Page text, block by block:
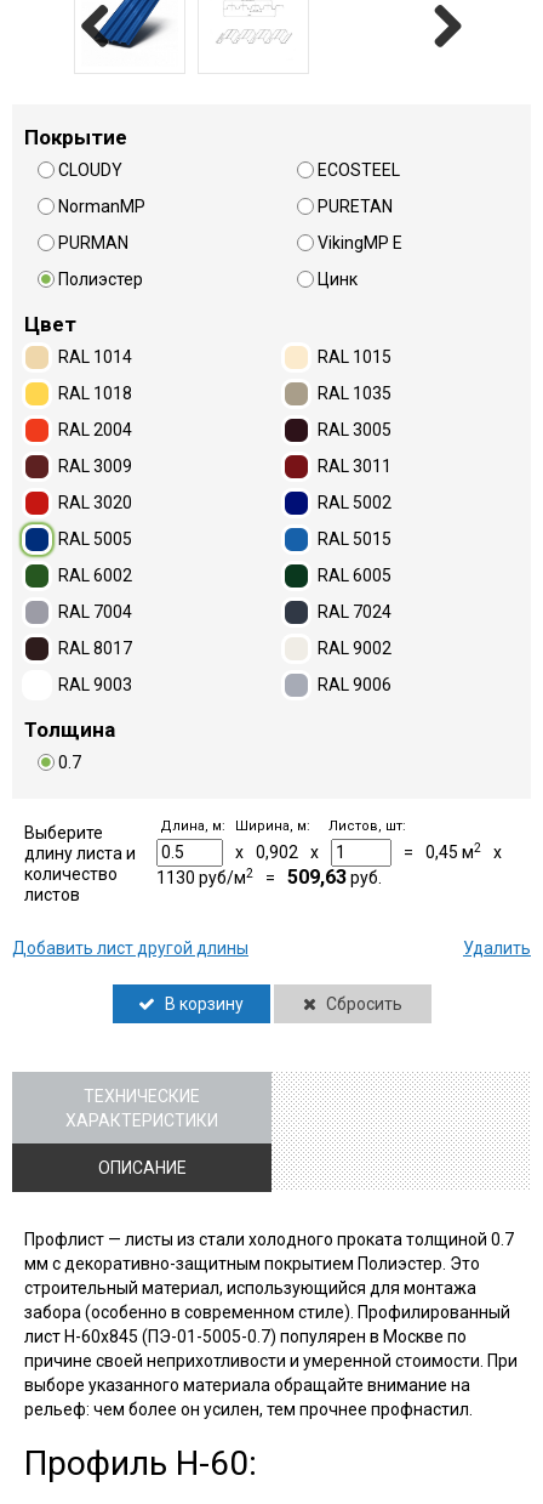
Previous
Покрытие
CLOUDY
ECOSTEEL
NormanMP
PURETAN
PURMAN
VikingMP E
Полиэстер
Цинк
Цвет
RAL 1014
RAL 1015
RAL 1018
RAL 1035
RAL 2004
RAL 3005
RAL 3009
RAL 3011
RAL 3020
RAL 5002
RAL 5005
RAL 5015
RAL 6002
RAL 6005
RAL 7004
RAL 7024
RAL 8017
RAL 9002
RAL 9003
RAL 9006
Толщина
0.7
Выберите
длину листа и
количество
листов
Длина, м:
x 0,902
Ширина, м:
x
Листов, шт:
= 0,45 м2
x
1130 руб/м2 = 509,63руб.
Добавить лист другой длины Удалить
В корзину Сбросить
ТЕХНИЧЕСКИЕ
ХАРАКТЕРИСТИКИ
ОПИСАНИЕ
Профлист — листы из стали холодного проката толщиной 0.7
мм с декоративно-защитным покрытием Полиэстер. Это
строительный материал, использующийся для монтажа
забора (особенно в современном стиле). Профилированный
лист Н-60х845 (ПЭ-01-5005-0.7) популярен в Москве по
причине своей неприхотливости и умеренной стоимости. При
выборе указанного материала обращайте внимание на
рельеф: чем более он усилен, тем прочнее профнастил.
Профиль Н-60: